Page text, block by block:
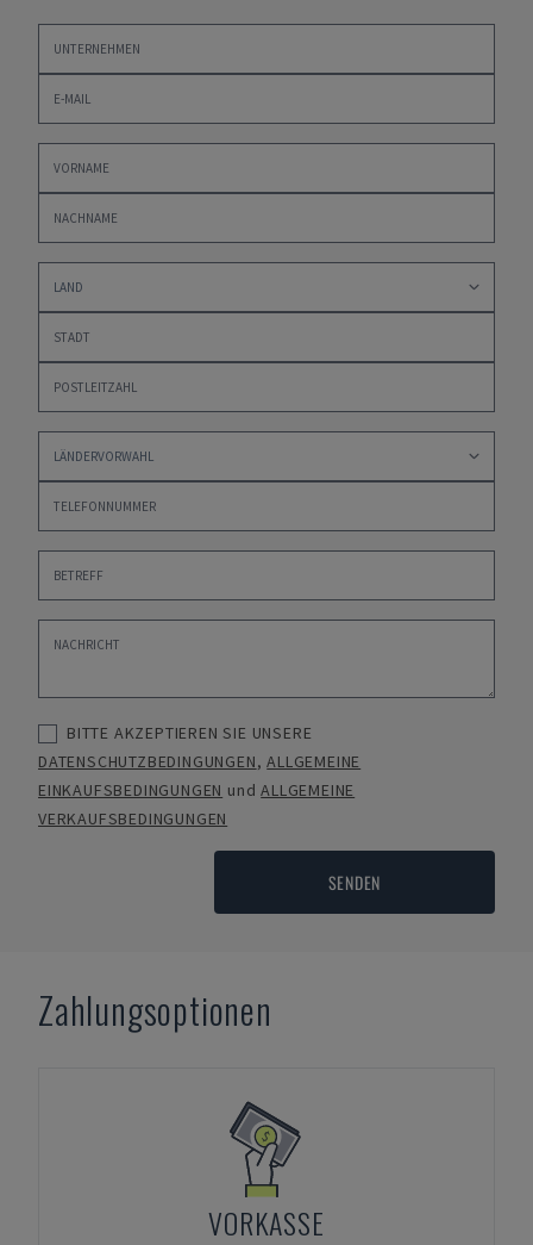
BITTE AKZEPTIEREN SIE UNSERE
DATENSCHUTZBEDINGUNGEN,ALLGEMEINE
EINKAUFSBEDINGUNGEN undALLGEMEINE
VERKAUFSBEDINGUNGEN
SENDEN
Zahlungsoptionen
VORKASSE